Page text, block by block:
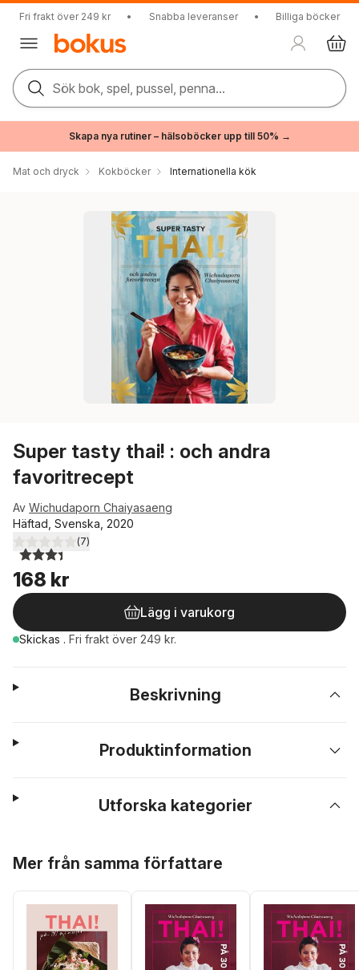
Fri frakt över 249 kr • Snabba leveranser • Billiga böcker
Sök bok, spel, pussel, penna...
Skapa nya rutiner – hälsoböcker upp till 50% →
Mat och dryck Kokböcker Internationella kök
Super tasty thai! : och andra
favoritrecept
Av Wichudaporn Chaiyasaeng
Häftad, Svenska, 2020
3,4utav 5 stjärnor. Totalt antal röster:
(7)
168 kr
Lägg i varukorg
Skickas . Fri frakt över 249 kr.
Beskrivning
Produktinformation
Utforska kategorier
Mer från samma författare